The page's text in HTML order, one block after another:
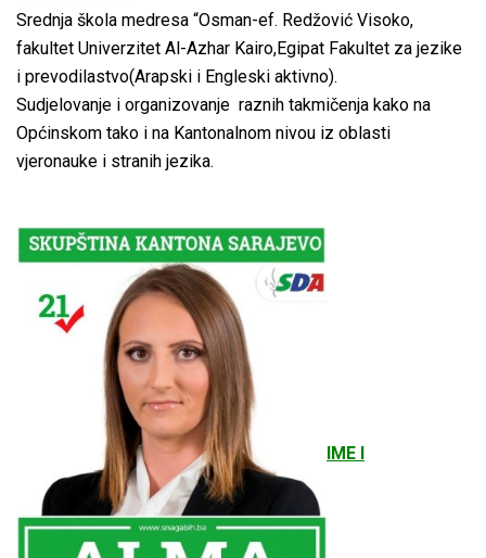
Srednja škola medresa “Osman-ef. Redžović Visoko,
fakultet Univerzitet Al-Azhar Kairo,Egipat Fakultet za jezike
i prevodilastvo(Arapski i Engleski aktivno).
Sudjelovanje i organizovanje raznih takmičenja kako na
Općinskom tako i na Kantonalnom nivou iz oblasti
vjeronauke i stranih jezika.
IME I